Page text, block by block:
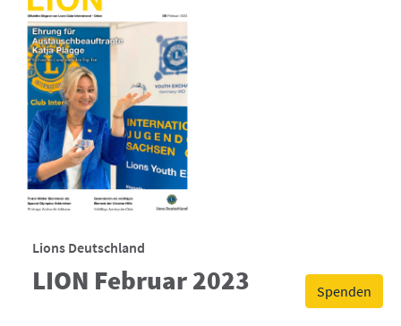
Spenden
Lions Deutschland
LION Februar 2023